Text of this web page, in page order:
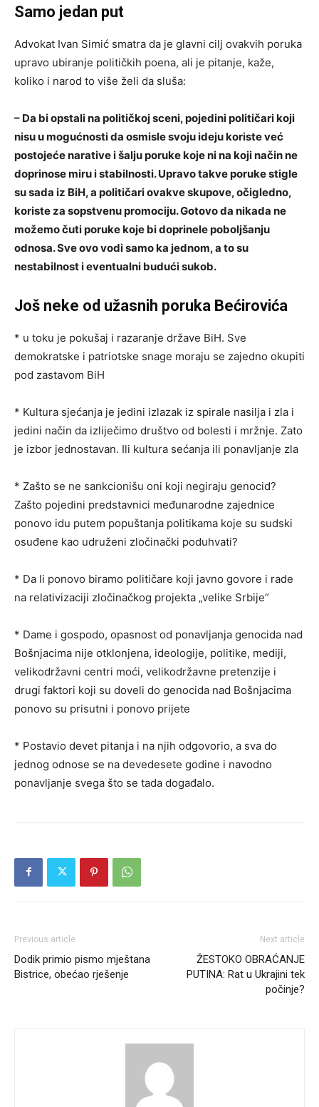
Samo jedan put
Advokat Ivan Simić smatra da je glavni cilj ovakvih poruka
upravo ubiranje političkih poena, ali je pitanje, kaže,
koliko i narod to više želi da sluša:
– Da bi opstali na političkoj sceni, pojedini političari koji
nisu u mogućnosti da osmisle svoju ideju koriste već
postojeće narative i šalju poruke koje ni na koji način ne
doprinose miru i stabilnosti. Upravo takve poruke stigle
su sada iz BiH, a političari ovakve skupove, očigledno,
koriste za sopstvenu promociju. Gotovo da nikada ne
možemo čuti poruke koje bi doprinele poboljšanju
odnosa. Sve ovo vodi samo ka jednom, a to su
nestabilnost i eventualni budući sukob.
Još neke od užasnih poruka Bećirovića
* u toku je pokušaj i razaranje države BiH. Sve
demokratske i patriotske snage moraju se zajedno okupiti
pod zastavom BiH
* Kultura sjećanja je jedini izlazak iz spirale nasilja i zla i
jedini način da izliječimo društvo od bolesti i mržnje. Zato
je izbor jednostavan. Ili kultura sećanja ili ponavljanje zla
* Zašto se ne sankcionišu oni koji negiraju genocid?
Zašto pojedini predstavnici međunarodne zajednice
ponovo idu putem popuštanja politikama koje su sudski
osuđene kao udruženi zločinački poduhvati?
* Da li ponovo biramo političare koji javno govore i rade
na relativizaciji zločinačkog projekta „velike Srbije“
* Dame i gospodo, opasnost od ponavljanja genocida nad
Bošnjacima nije otklonjena, ideologije, politike, mediji,
velikodržavni centri moći, velikodržavne pretenzije i
drugi faktori koji su doveli do genocida nad Bošnjacima
ponovo su prisutni i ponovo prijete
* Postavio devet pitanja i na njih odgovorio, a sva do
jednog odnose se na devedesete godine i navodno
ponavljanje svega što se tada događalo.
Previous article
Dodik primio pismo mještana
Bistrice, obećao rješenje
Next article
ŽESTOKO OBRAĆANJE
PUTINA: Rat u Ukrajini tek
počinje?